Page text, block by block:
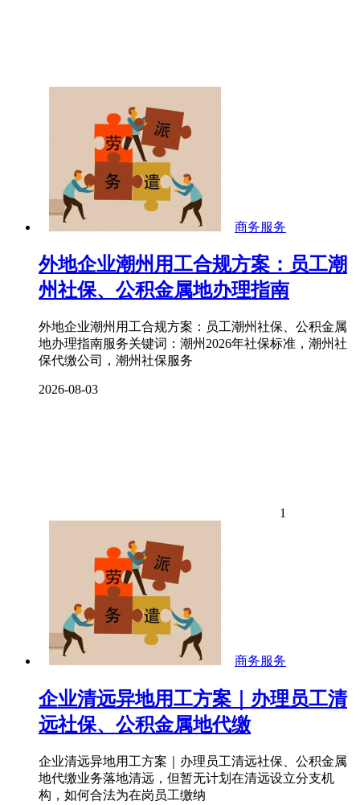
商务服务
外地企业潮州用工合规方案：员工潮
州社保、公积金属地办理指南
外地企业潮州用工合规方案：员工潮州社保、公积金属
地办理指南服务关键词：潮州2026年社保标准，潮州社
保代缴公司，潮州社保服务
2026-08-03
1
商务服务
企业清远异地用工方案｜办理员工清
远社保、公积金属地代缴
企业清远异地用工方案｜办理员工清远社保、公积金属
地代缴业务落地清远，但暂无计划在清远设立分支机
构，如何合法为在岗员工缴纳